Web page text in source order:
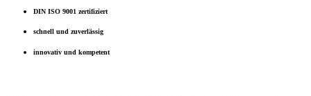
DIN ISO 9001 zertifiziert
schnell und zuverlässig
innovativ und kompetent